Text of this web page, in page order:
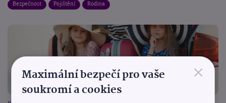
Bezpečnost Pojištění Rodina
×
Maximální bezpečí pro vaše
soukromí a cookies